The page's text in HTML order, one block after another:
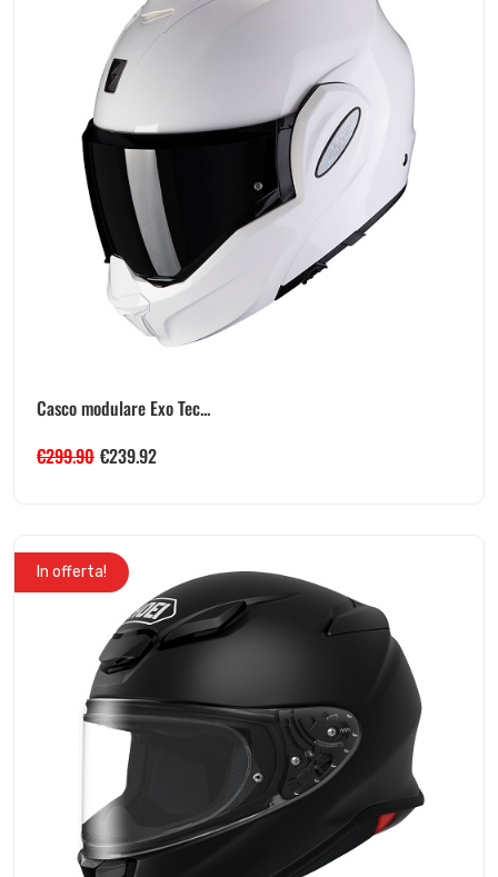
Casco modulare Exo Tec...
€299.90 €239.92
In offerta!